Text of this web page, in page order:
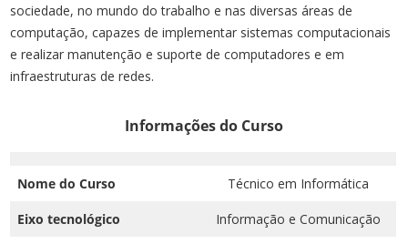
sociedade, no mundo do trabalho e nas diversas áreas de
computação, capazes de implementar sistemas computacionais
e realizar manutenção e suporte de computadores e em
infraestruturas de redes.
Informações do Curso
Nome do Curso Técnico em Informática
Eixo tecnológico Informação e Comunicação